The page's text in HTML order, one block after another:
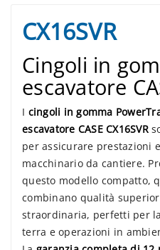
CX16SVR
Cingoli in
escavatore
I cingoli in gomma
escavatore CASE CX16SVR
per assicurare prestazioni
macchinario da cantiere.
questo modello compatto,
combinano qualità
straordinaria, perfetti per
terra e operazioni in